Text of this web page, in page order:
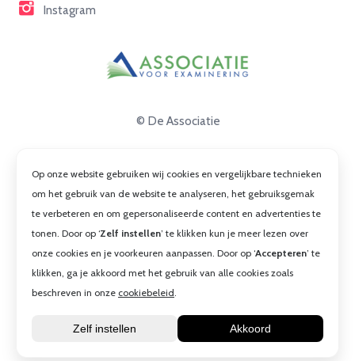
Instagram
© De Associatie
Cookies
Algemene voorwaarden
Op onze website gebruiken wij cookies en vergelijkbare technieken
om het gebruik van de website te analyseren, het gebruiksgemak
te verbeteren en om gepersonaliseerde content en advertenties te
tonen. Door op ‘Zelf instellen’ te klikken kun je meer lezen over
onze cookies en je voorkeuren aanpassen. Door op ‘Accepteren’ te
klikken, ga je akkoord met het gebruik van alle cookies zoals
beschreven in onze cookiebeleid.